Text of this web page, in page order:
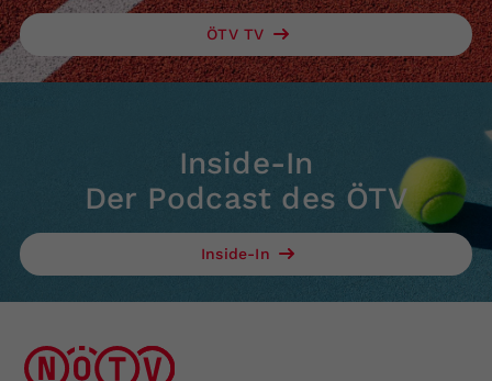
ÖTV TV
Inside-In
Der Podcast des ÖTV
Inside-In